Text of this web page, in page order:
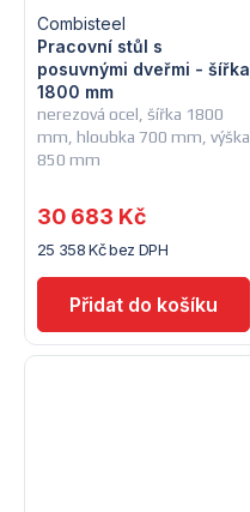
nerezová ocel, šířka 1800
mm, hloubka 700 mm, výška
850 mm
Pracovní stůl s
posuvnými dveřmi - šířka
1800 mm
Combisteel
25 358 Kč bez DPH
30 683 Kč